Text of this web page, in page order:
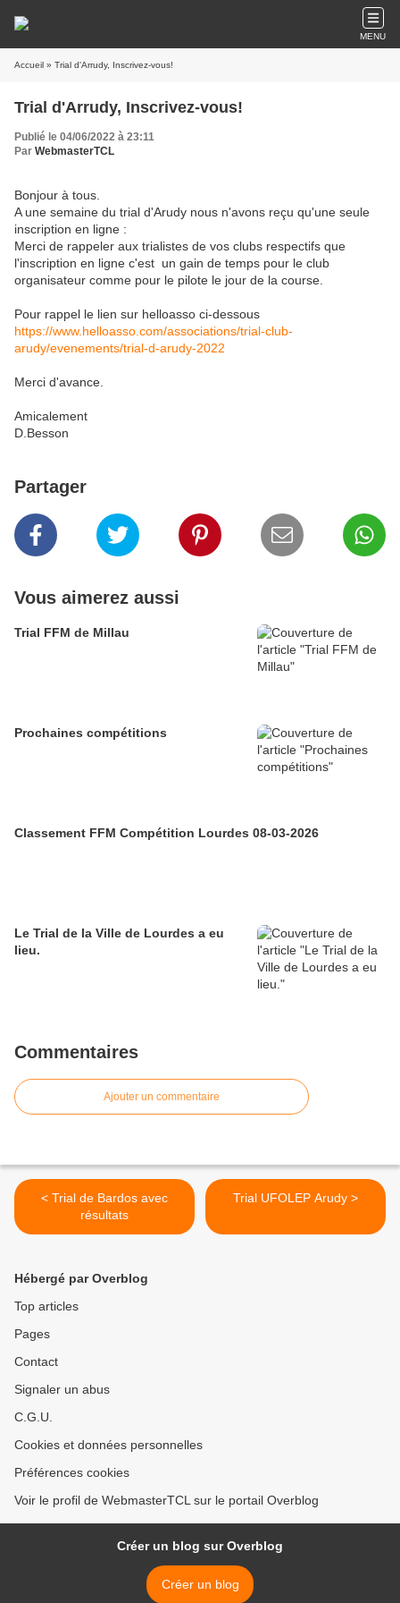
MENU
Accueil » Trial d'Arrudy, Inscrivez-vous!
Trial d'Arrudy, Inscrivez-vous!
Publié le 04/06/2022 à 23:11
Par WebmasterTCL
Bonjour à tous.
A une semaine du trial d'Arudy nous n'avons reçu qu'une seule
inscription en ligne :
Merci de rappeler aux trialistes de vos clubs respectifs que
l'inscription en ligne c'est un gain de temps pour le club
organisateur comme pour le pilote le jour de la course.
Pour rappel le lien sur helloasso ci-dessous
https://www.helloasso.com/associations/trial-club-
arudy/evenements/trial-d-arudy-2022
Merci d'avance.
Amicalement
D.Besson
Partager
Vous aimerez aussi
Trial FFM de Millau
Prochaines compétitions
Classement FFM Compétition Lourdes 08-03-2026
Le Trial de la Ville de Lourdes a eu
lieu.
Commentaires
Ajouter un commentaire
< Trial de Bardos avec
résultats
Trial UFOLEP Arudy >
Hébergé par Overblog
Top articles
Pages
Contact
Signaler un abus
C.G.U.
Cookies et données personnelles
Préférences cookies
Voir le profil de WebmasterTCL sur le portail Overblog
Créer un blog sur Overblog
Créer un blog